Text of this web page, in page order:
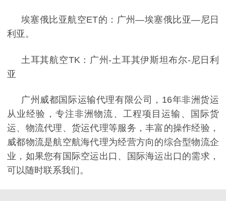
埃塞俄比亚航空ET的：广州—埃塞俄比亚—尼日
利亚。
土耳其航空TK ：广州-土耳其伊斯坦布尔-尼日利
亚
广州威都国际运输代理有限公司， 16年非洲货运
从业经验，专注非洲物流、工程项目运输、国际货
运、物流代理、货运代理等服务，丰富的操作经验，
威都物流是航空航海代理为经营方向的综合型物流企
业，如果您有国际空运出口、国际海运出口的需求，
可以随时联系我们。